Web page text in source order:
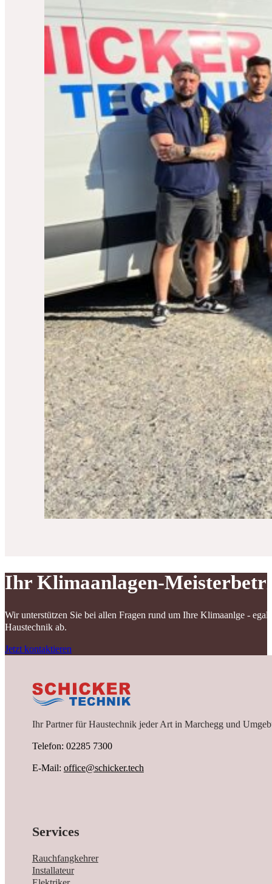
Ihr Klimaanlagen-
Wir unterstützen Sie bei allen Fragen rund um Ihre Klimaanlge -
Haustechnik ab.
Jetzt kontaktieren
Ihr Partner für Haustechnik jeder Art in Marchegg und
Telefon: 02285 7300
E-Mail: office@schicker.tech
Services
Rauchfangkehrer
Installateur